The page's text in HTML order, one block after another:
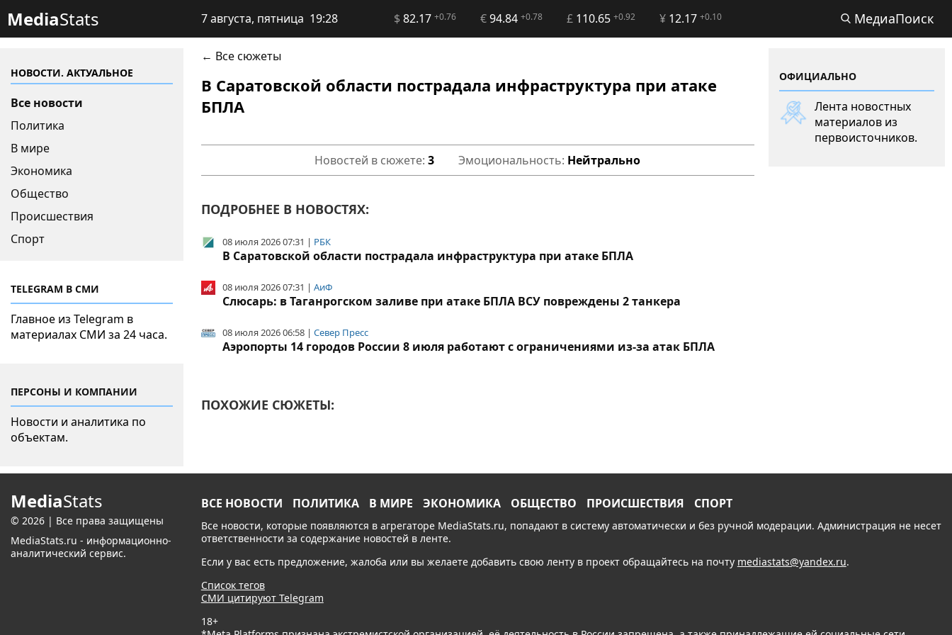
MediaStats 7 августа, пятница 19:28 $82.17 +0.76 €94.84 +0.78 £110.65 +0.92 ¥12.17 +0.10 МедиаПоиск
НОВОСТИ. АКТУАЛЬНОЕ
Все новости
Политика
В мире
Экономика
Общество
Происшествия
Спорт
TELEGRAM В СМИ
Главное из Telegram в
материалах СМИ за 24 часа.
ПЕРСОНЫ И КОМПАНИИ
Новости и аналитика по
объектам.
← Все сюжеты
В Саратовской области пострадала инфраструктура при атаке
БПЛА
Новостей в сюжете: 3 Эмоциональность: Нейтрально
ПОДРОБНЕЕ В НОВОСТЯХ:
08 июля 2026 07:31 | РБК
В Саратовской области пострадала инфраструктура при атаке БПЛА
08 июля 2026 07:31 | АиФ
Слюсарь: в Таганрогском заливе при атаке БПЛА ВСУ повреждены 2 танкера
08 июля 2026 06:58 | Север Пресс
Аэропорты 14 городов России 8 июля работают с ограничениями из-за атак БПЛА
ПОХОЖИЕ СЮЖЕТЫ:
ОФИЦИАЛЬНО
Лента новостных
материалов из
первоисточников.
MediaStats
© 2026 | Все права защищены
MediaStats.ru - информационно-
аналитический сервис.
ВСЕ НОВОСТИ ПОЛИТИКА В МИРЕ ЭКОНОМИКА ОБЩЕСТВО ПРОИСШЕСТВИЯ СПОРТ
Все новости, которые появляются в агрегаторе MediaStats.ru, попадают в систему автоматически и без ручной модерации. Администрация не несет
ответственности за содержание новостей в ленте.
Если у вас есть предложение, жалоба или вы желаете добавить свою ленту в проект обращайтесь на почту mediastats@yandex.ru.
Список тегов
СМИ цитируют Telegram
18+